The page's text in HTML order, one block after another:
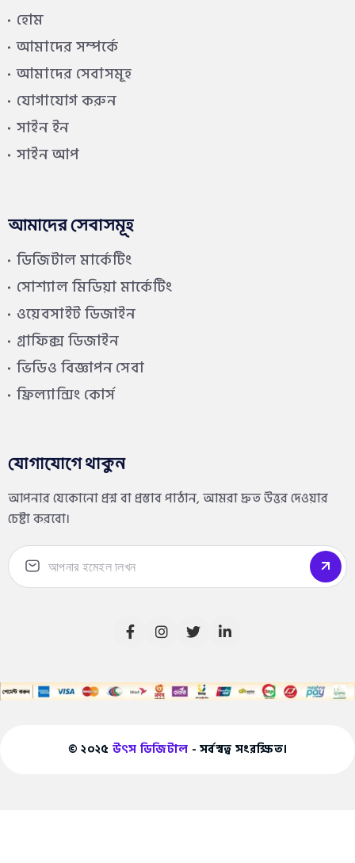
হোম
আমাদের সম্পর্কে
আমাদের সেবাসমূহ
যোগাযোগ করুন
সাইন ইন
সাইন আপ
আমাদের সেবাসমূহ
ডিজিটাল মার্কেটিং
সোশ্যাল মিডিয়া মার্কেটিং
ওয়েবসাইট ডিজাইন
গ্রাফিক্স ডিজাইন
ভিডিও বিজ্ঞাপন সেবা
ফ্রিল্যান্সিং কোর্স
যোগাযোগে থাকুন
আপনার যেকোনো প্রশ্ন বা প্রস্তাব পাঠান, আমরা দ্রুত উত্তর দেওয়ার
চেষ্টা করবো।
© ২০২৫ উৎস ডিজিটাল - সর্বস্বত্ব সংরক্ষিত।